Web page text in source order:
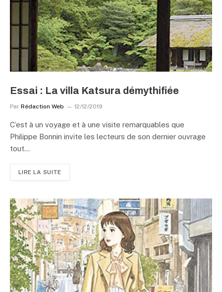
Essai : La villa Katsura démythifiée
Par Rédaction Web 12/12/2019
C’est à un voyage et à une visite remarquables que
Philippe Bonnin invite les lecteurs de son dernier ouvrage
tout…
LIRE LA SUITE